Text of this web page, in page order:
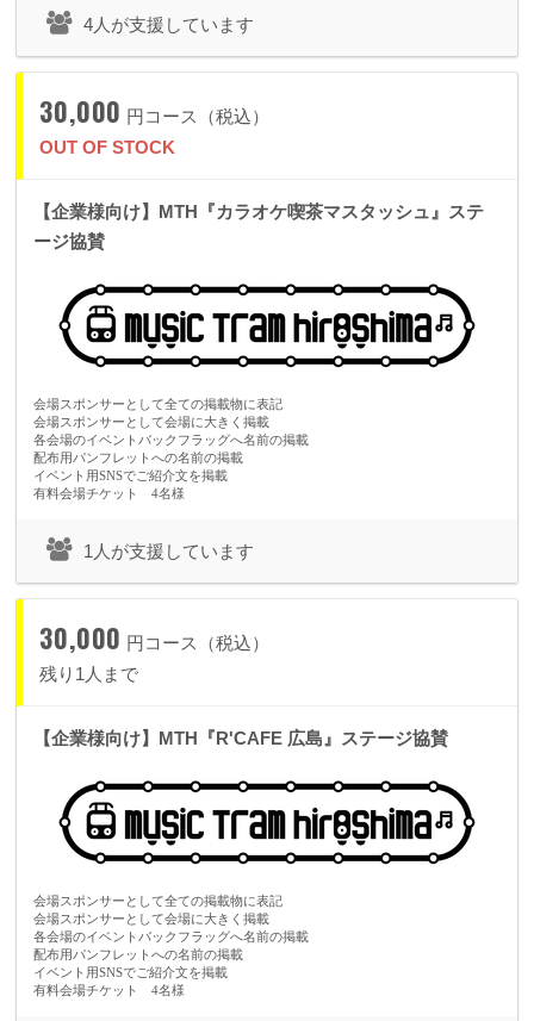
下記URLをご参照ください。
https://wefan.jp/helps
●よくあるご質問 Q&A ２
詳細をご連絡する場合がございますので
●よくあるご質問 Q&A ３
wefan メッセージ受信通知のドメイン指定受信について
支援申込受付完了時など、「wefanメッセージ」受信の際にはご登録の
メールアドレスに受信が通知されます。
@wefan.jp
をドメイン指定受信設定をお願いいたします。
コンビニ決済について
限定数があるリターンをコンビニ決済した場合はリザーブ状態となりま
支援申し込み完了後、通知メールにてご確認ください。キャンセルにな
（※ただし、プロジェクト終了日に申し込まれた場合は終了当日の
17:59までとなります）
4人が支援しています
30,000 円コース（税込）
OUT OF STOCK
【企業様向け】MTH『カラオケ喫茶マスタッシュ』ステ
ージ協賛
会場スポンサーとして全ての掲載物に表記
会場スポンサーとして会場に大きく掲載
各会場のイベントバックフラッグへ名前の掲載
配布用パンフレットへの名前の掲載
イベント用SNSでご紹介文を掲載
有料会場チケット 4名様
1人が支援しています
30,000 円コース（税込）
残り1人まで
【企業様向け】MTH『R'CAFE 広島』ステージ協賛
会場スポンサーとして全ての掲載物に表記
会場スポンサーとして会場に大きく掲載
各会場のイベントバックフラッグへ名前の掲載
配布用パンフレットへの名前の掲載
イベント用SNSでご紹介文を掲載
有料会場チケット 4名様